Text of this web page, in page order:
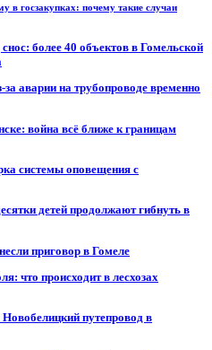
в госзакупках: почему такие случаи
более 40 объектов в Гомельской
аварии на трубопроводе временно
война всё ближе к границам
системы оповещения с
детей продолжают гибнуть в
приговор в Гомеле
что происходит в лесхозах
путепровод в